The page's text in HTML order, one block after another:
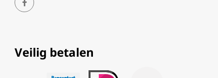
Veilig betalen